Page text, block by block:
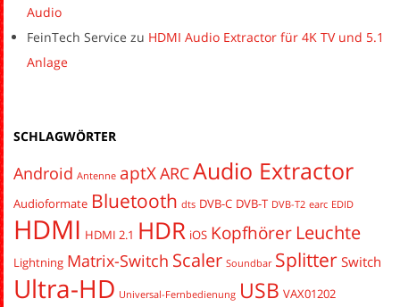
Audio
FeinTech Service zu HDMI Audio Extractor für 4K TV und 5.1
Anlage
SCHLAGWÖRTER
Android Antenne aptXARCAudio Extractor
Audioformate Bluetooth dts DVB-C DVB-T DVB-T2 earc EDID
HDMI HDMI 2.1 HDR iOS Kopfhörer Leuchte
Lightning Matrix-Switch Scaler Soundbar Splitter Switch
Ultra-HD Universal-Fernbedienung USB VAX01202